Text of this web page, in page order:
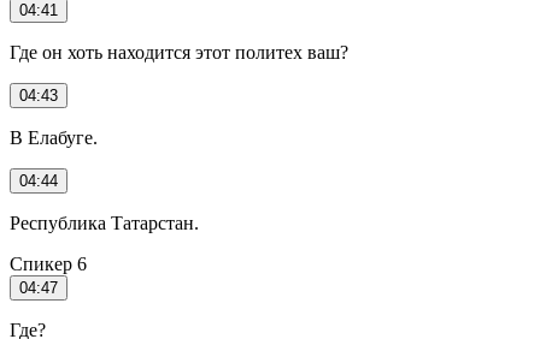
04:41
Где он хоть находится этот политех ваш?
04:43
В Елабуге.
04:44
Республика Татарстан.
Спикер 6
04:47
Где?